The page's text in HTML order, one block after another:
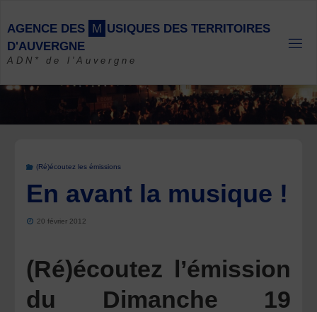
content
AGENCE DES M USIQUES DES TERRITOIRES
D'AUVERGNE
ADN* de l'Auvergne
(Ré)écoutez les émissions
En avant la musique !
20 février 2012
(Ré)écoutez l’émission
du Dimanche 19